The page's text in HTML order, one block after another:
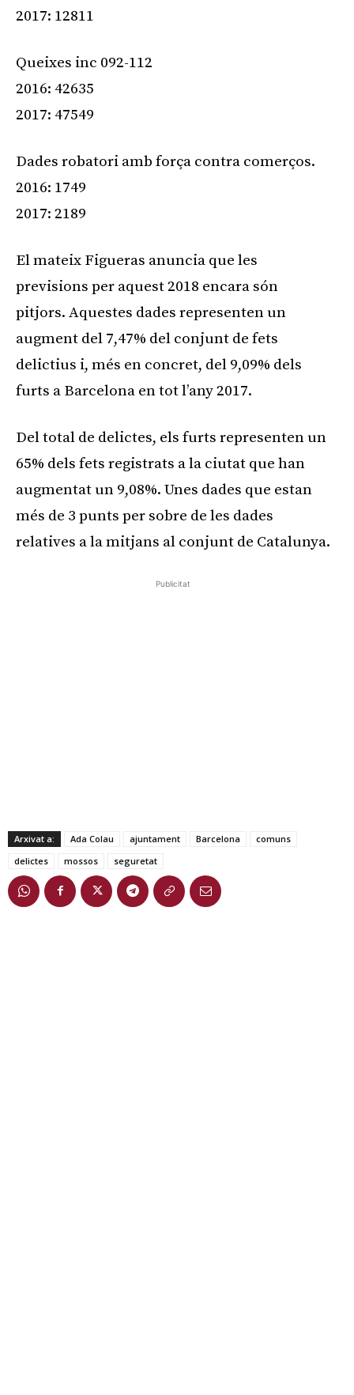
2017: 12811
Queixes inc 092-112
2016: 42635
2017: 47549
Dades robatori amb força contra comerços.
2016: 1749
2017: 2189
El mateix Figueras anuncia que les
previsions per aquest 2018 encara són
pitjors. Aquestes dades representen un
augment del 7,47% del conjunt de fets
delictius i, més en concret, del 9,09% dels
furts a Barcelona en tot l’any 2017.
Del total de delictes, els furts representen un
65% dels fets registrats a la ciutat que han
augmentat un 9,08%. Unes dades que estan
més de 3 punts per sobre de les dades
relatives a la mitjans al conjunt de Catalunya.
Publicitat
Arxivat a: Ada Colau ajuntament Barcelona
comuns
delictes
mossos seguretat